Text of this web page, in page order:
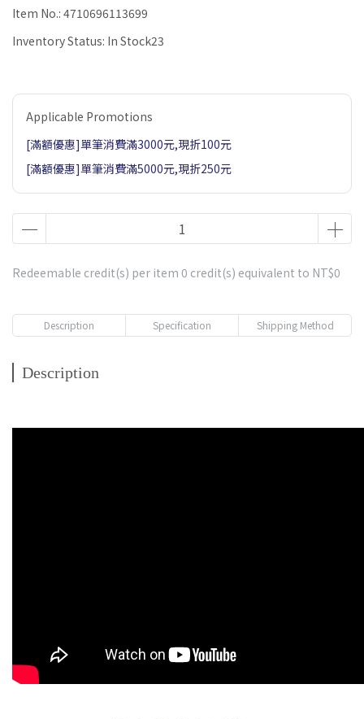
Item No.: 4710696113699
Inventory Status: In Stock23
Applicable Promotions
[滿額優惠]單筆消費滿3000元,現折100元
[滿額優惠]單筆消費滿5000元,現折250元
Redeemable credit(s) per item 0 credit(s) equivalent to NT$0
Description Specification Shipping Method
Description